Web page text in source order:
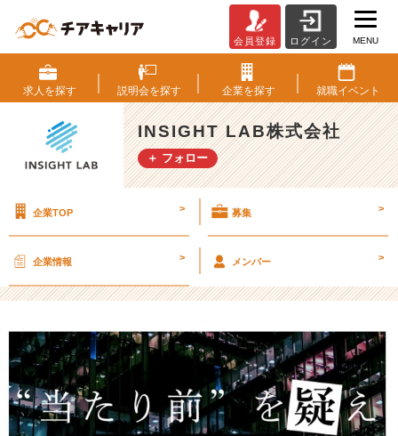
ッ
プ
画
像
変
更
N
G
T
L
株
式
会員登録 ログイン MENU
求人を探す 説明会を探す 企業を探す 就職イベント
INSIGHT LAB株式会社
＋ フォロー
企業TOP > 募集 >
企業情報 > メンバー >